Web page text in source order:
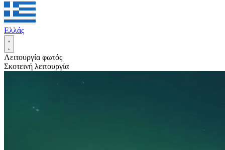
Ελλάς
Λειτουργία φωτός
Σκοτεινή λειτουργία